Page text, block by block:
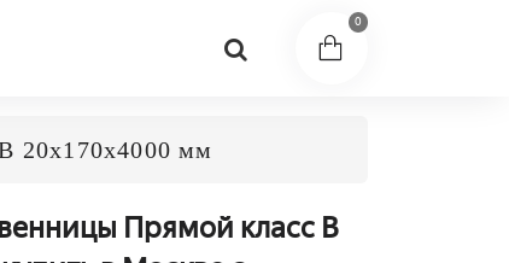
0
20x170x4000 мм
Прямой класс В